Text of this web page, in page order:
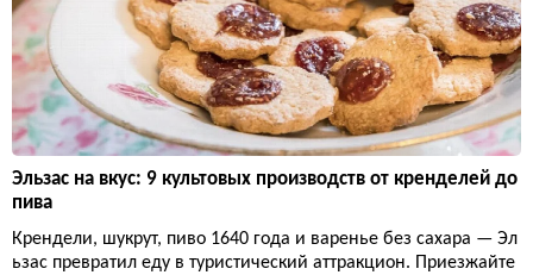
Эльзас на вкус: 9 культовых производств от кренделей до
пива
Крендели, шукрут, пиво 1640 года и варенье без сахара — Эл
ьзас превратил еду в туристический аттракцион. Приезжайте